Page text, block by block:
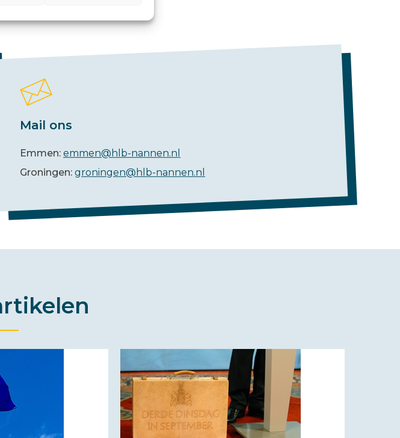
Mail ons
Emmen:emmen@hlb-nannen.nl
Groningen:groningen@hlb-nannen.nl